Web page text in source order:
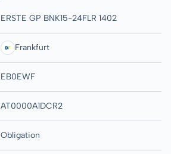
ERSTE GP BNK15-24FLR 1402
Frankfurt
EB0EWF
AT0000A1DCR2
Obligation